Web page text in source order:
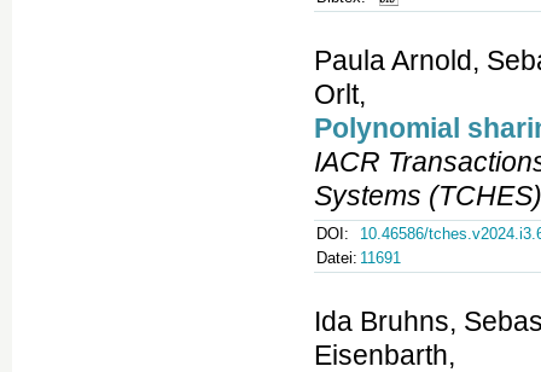
Paula Arnold,
Orlt,
Polynomial
IACR
Systems (TCHES)
DOI:
10.46586/
Datei: 11691
Ida Bruhns,
Eisenbarth,